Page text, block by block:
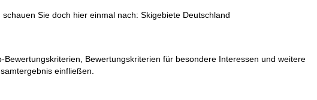
Sie doch hier einmal nach: Skigebiete Deutschland
Bewertungskriterien für besondere Interessen und weitere
einfließen.